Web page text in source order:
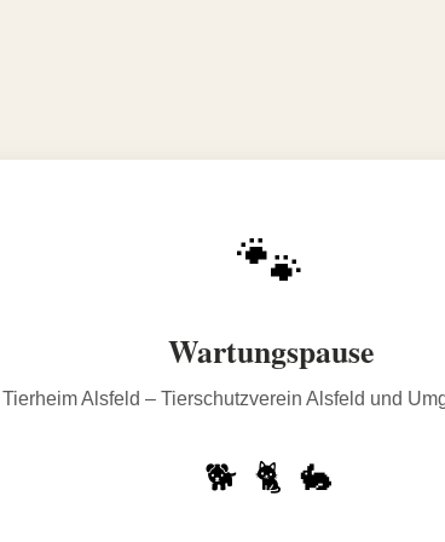
🐾
Wartungspause
Tierheim Alsfeld – Tierschutzverein Alsfeld und
🐕 🐈 🐇